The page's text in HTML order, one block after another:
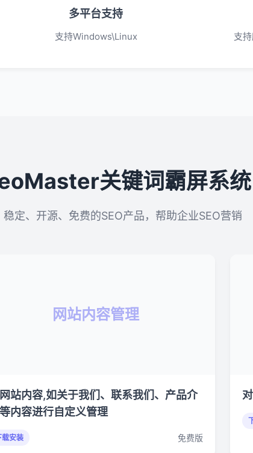
多平台支持
支持Windows\Linux 支
关键词霸屏系统
定、开源、免费的SEO产品，帮助企业SEO营销
网站内容管理
站内容,如关于我们、联系我们、产品介
内容进行自定义管理
载安装 免费版